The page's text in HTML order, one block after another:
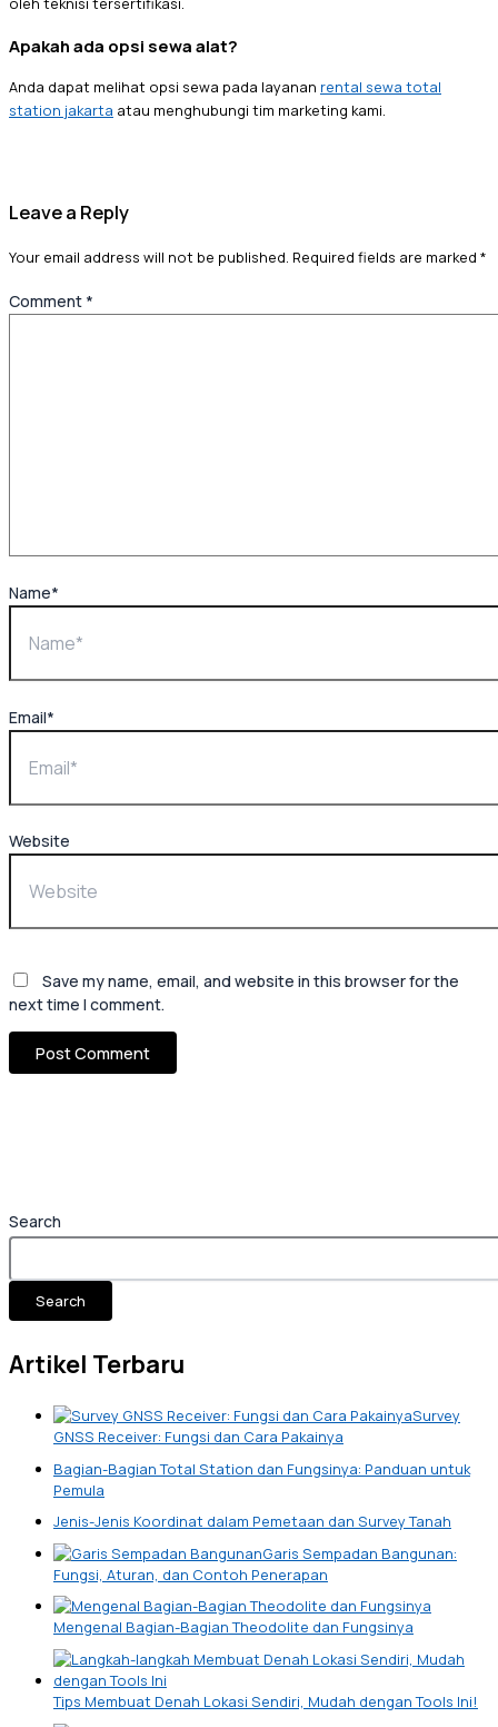
Search
Search
Artikel Terbaru
Survey
GNSS Receiver: Fungsi dan Cara Pakainya
Bagian-Bagian Total Station dan Fungsinya: Panduan untuk
Pemula
Jenis-Jenis Koordinat dalam Pemetaan dan Survey Tanah
Garis Sempadan Bangunan:
Fungsi, Aturan, dan Contoh Penerapan
Mengenal Bagian-Bagian Theodolite dan Fungsinya
Tips Membuat Denah Lokasi Sendiri, Mudah dengan Tools Ini!
Apakah ada opsi sewa alat?
Anda dapat melihat opsi sewa pada layanan rental sewa total
station jakarta atau menghubungi tim marketing kami.
Leave a Reply
Your email address will not be published. Required fields are marked *
Comment *
Name*
Email*
Website
Save my name, email, and website in this browser for the
next time I comment.